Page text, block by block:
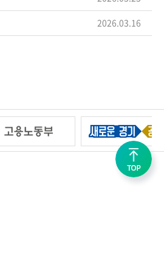
2026.03.16